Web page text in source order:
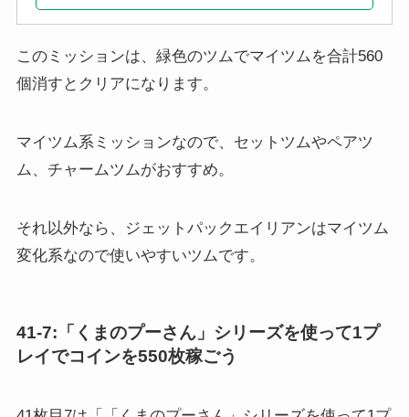
このミッションは、緑色のツムでマイツムを合計560
個消すとクリアになります。
ム、チャームツムがおすすめ。
変化系なので使いやすいツムです。
レイでコインを550枚稼ごう
レイでコインを550枚稼ごう」です。